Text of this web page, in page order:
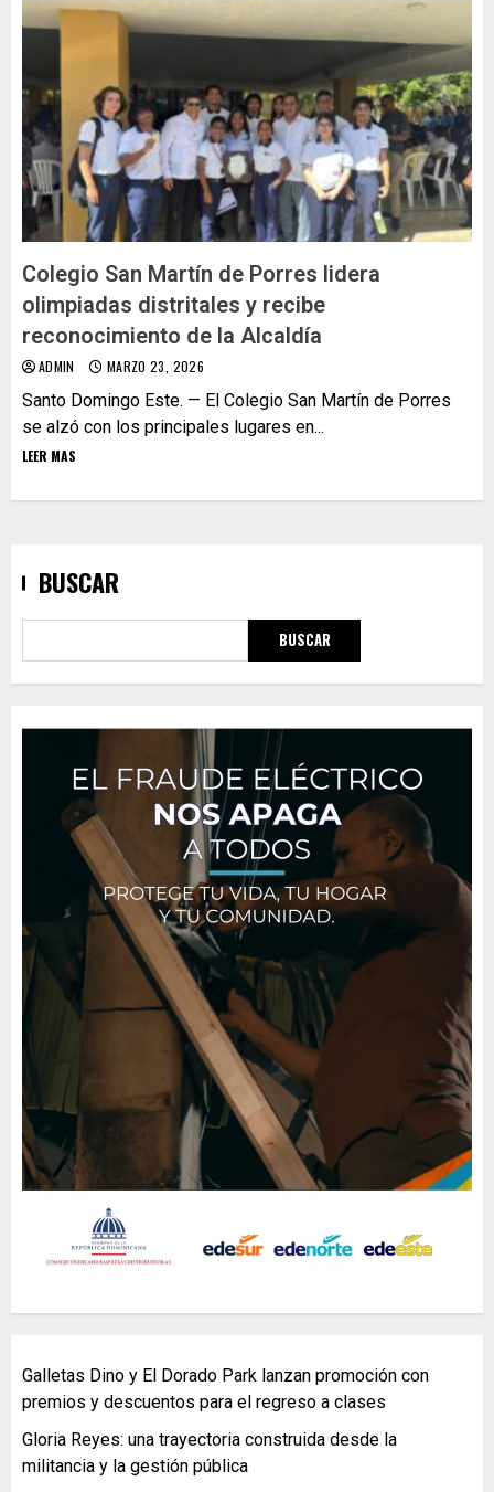
Colegio San Martín de Porres lidera
olimpiadas distritales y recibe
reconocimiento de la Alcaldía
ADMIN MARZO 23, 2026
Santo Domingo Este. — El Colegio San Martín de Porres
se alzó con los principales lugares en...
LEER MAS
BUSCAR
BUSCAR
Galletas Dino y El Dorado Park lanzan promoción con
premios y descuentos para el regreso a clases
Gloria Reyes: una trayectoria construida desde la
militancia y la gestión pública